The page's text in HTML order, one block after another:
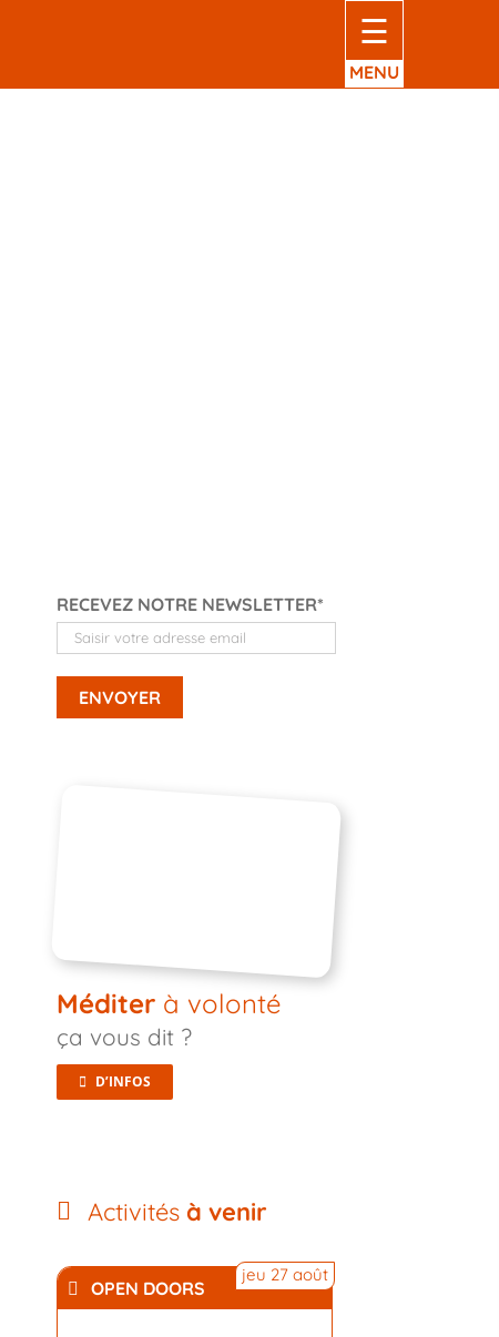
☰
MENU
RECEVEZ NOTRE NEWSLETTER*
Méditer à volonté
ça vous dit ?
D’INFOS
Activités à venir
OPEN DOORS
jeu 27 août